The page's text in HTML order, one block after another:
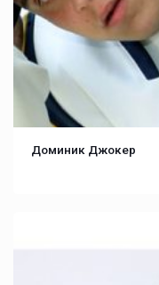
Доминик Джокер